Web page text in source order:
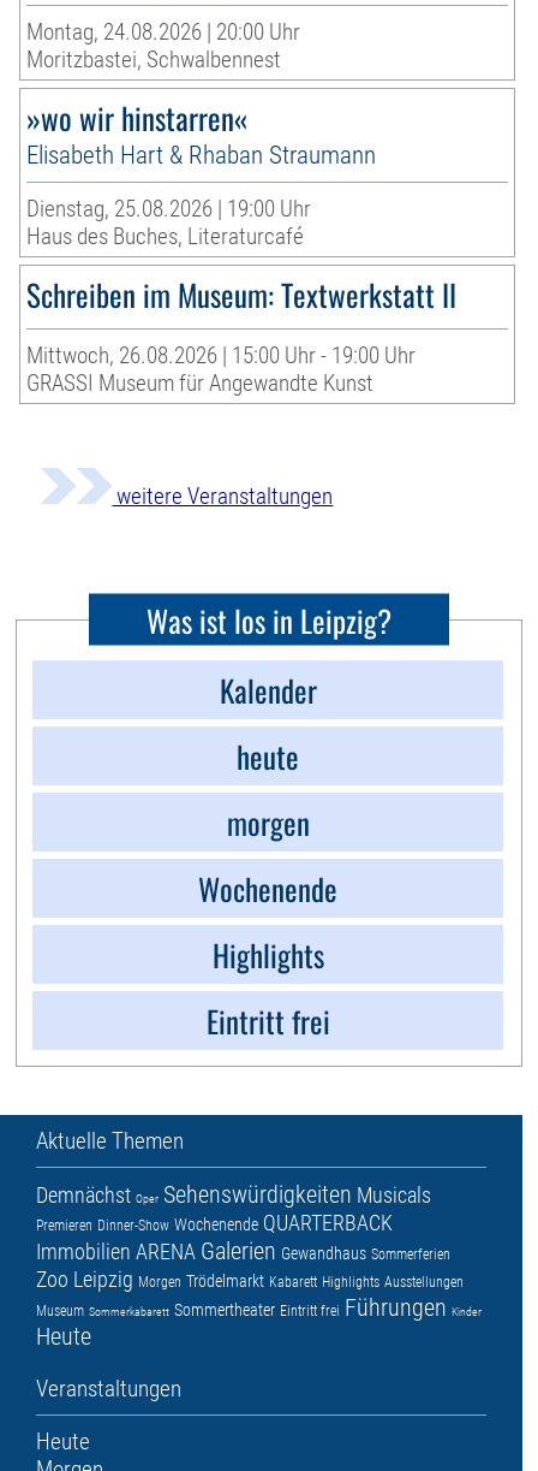
Montag, 24.08.2026 | 20:00 Uhr
Moritzbastei, Schwalbennest
»wo wir hinstarren«
Elisabeth Hart & Rhaban Straumann
Dienstag, 25.08.2026 | 19:00 Uhr
Haus des Buches, Literaturcafé
Schreiben im Museum: Textwerkstatt II
Mittwoch, 26.08.2026 | 15:00 Uhr - 19:00 Uhr
GRASSI Museum für Angewandte Kunst
weitere Veranstaltungen
Was ist los in Leipzig?
Kalender
heute
morgen
Wochenende
Highlights
Eintritt frei
Aktuelle Themen
Demnächst Oper Sehenswürdigkeiten Musicals
Premieren Dinner-Show Wochenende QUARTERBACK
Immobilien ARENA Galerien Gewandhaus Sommerferien
Zoo Leipzig Morgen Trödelmarkt Kabarett Highlights Ausstellungen
Museum Sommerkabarett Sommertheater Eintritt frei Führungen Kinder
Heute
Veranstaltungen
Heute